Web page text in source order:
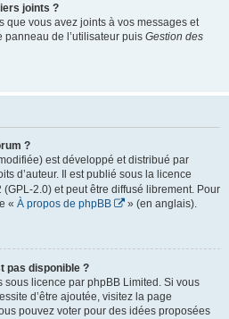
joints ?
que vous avez joints à vos messages et
de l’utilisateur puis Gestion des
?
est développé et distribué par
d’auteur. Il est publié sous la licence
2.0) et peut être diffusé librement. Pour
« À propos de phpBB » (en anglais).
pas disponible ?
licence par phpBB Limited. Si vous
d’être ajoutée, visitez la page
pouvez voter pour des idées proposées